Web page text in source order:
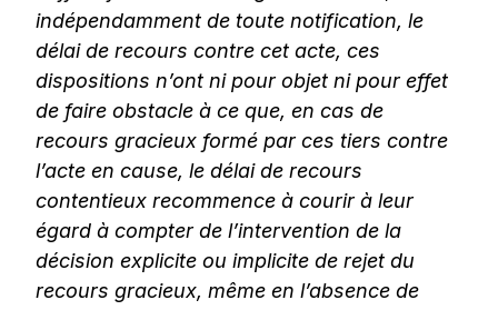
indépendamment de toute notification, le
délai de recours contre cet acte, ces
dispositions n’ont ni pour objet ni pour effet
de faire obstacle à ce que, en cas de
recours gracieux formé par ces tiers contre
l’acte en cause, le délai de recours
contentieux recommence à courir à leur
égard à compter de l’intervention de la
décision explicite ou implicite de rejet du
recours gracieux, même en l’absence de